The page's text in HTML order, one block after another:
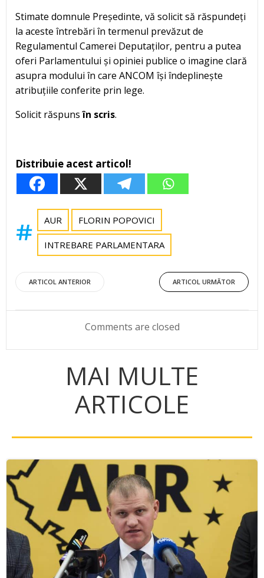
Stimate domnule Președinte, vă solicit să răspundeți
la aceste întrebări în termenul prevăzut de
Regulamentul Camerei Deputaților, pentru a putea
oferi Parlamentului și opiniei publice o imagine clară
asupra modului în care ANCOM își îndeplinește
atribuțiile conferite prin lege.
Solicit răspunsîn scris.
Distribuie acest articol!
AUR FLORIN POPOVICI
INTREBARE PARLAMENTARA
Post
navigation
ARTICOL ANTERIOR
Post
navigation
ARTICOL URMĂTOR
Comments are closed
MAI MULTE
ARTICOLE